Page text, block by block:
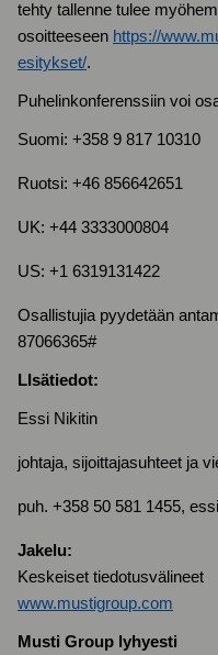
tehty tallenne tulee
osoitteeseen https://
esitykset/.
Puhelinkonferenssiin voi
Suomi: +358 9 817 10310
Ruotsi: +46 856642651
UK: +44 3333000804
US: +1 6319131422
Osallistujia pyydetään
87066365#
LIsätiedot:
Essi Nikitin
johtaja, sijoittajasuhteet ja
puh. +358 50 581 1455,
Jakelu:
Keskeiset tiedotusvälineet
www.mustigroup.com
Musti Group lyhyesti